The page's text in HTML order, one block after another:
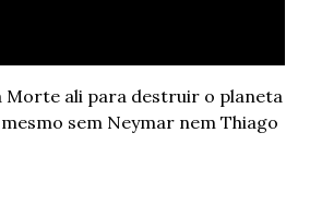
Morte ali para destruir o planeta
sem Neymar nem Thiago